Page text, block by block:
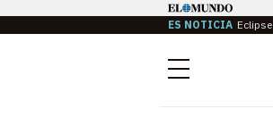
ES NOTICIA Eclipse
Menú